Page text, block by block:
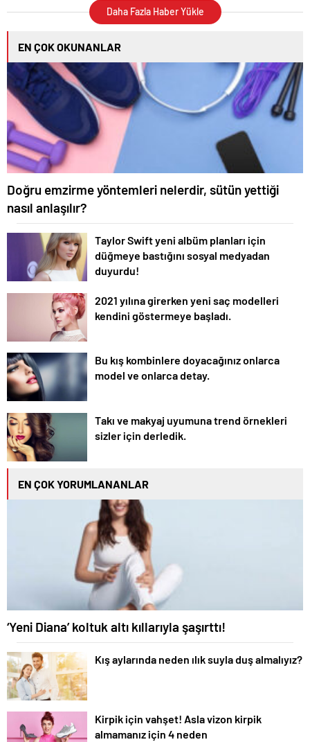
Daha Fazla Haber Yükle
EN ÇOK OKUNANLAR
Doğru emzirme yöntemleri nelerdir, sütün yettiği
nasıl anlaşılır?
Taylor Swift yeni albüm planları için
düğmeye bastığını sosyal medyadan
duyurdu!
2021 yılına girerken yeni saç modelleri
kendini göstermeye başladı.
Bu kış kombinlere doyacağınız onlarca
model ve onlarca detay.
Takı ve makyaj uyumuna trend örnekleri
sizler için derledik.
EN ÇOK YORUMLANANLAR
‘Yeni Diana’ koltuk altı kıllarıyla şaşırttı!
Kış aylarında neden ılık suyla duş almalıyız?
Kirpik için vahşet! Asla vizon kirpik
almamanız için 4 neden